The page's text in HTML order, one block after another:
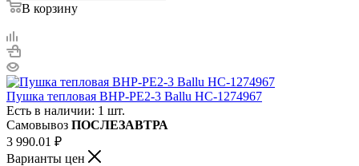
В корзину
Пушка тепловая BHP-PE2-3 Ballu НС-1274967
Есть в наличии: 1 шт.
Самовывоз ПОСЛЕЗАВТРА
3 990.01 ₽
Варианты цен